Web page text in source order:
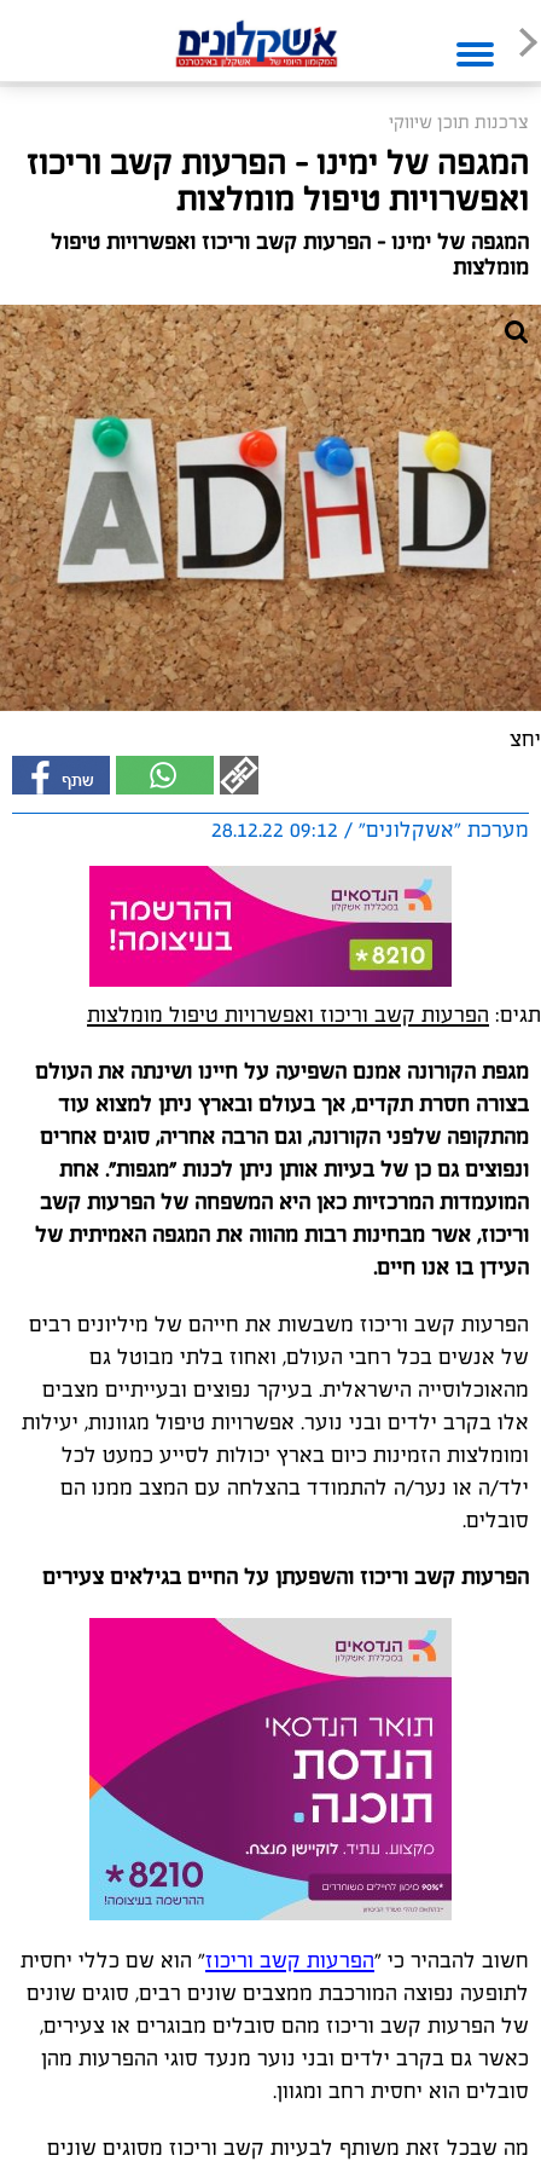
צרכנות תוכן שיווקי
המגפה של ימינו – הפרעות קשב וריכוז
ואפשרויות טיפול מומלצות
המגפה של ימינו – הפרעות קשב וריכוז ואפשרויות טיפול
מומלצות
יחצ
מערכת "אשקלונים" / 09:12 28.12.22
תגים: הפרעות קשב וריכוז ואפשרויות טיפול מומלצות
מגפת הקורונה אמנם השפיעה על חיינו ושינתה את העולם
בצורה חסרת תקדים, אך בעולם ובארץ ניתן למצוא עוד
מהתקופה שלפני הקורונה, וגם הרבה אחריה, סוגים אחרים
ונפוצים גם כן של בעיות אותן ניתן לכנות "מגפות". אחת
המועמדות המרכזיות כאן היא המשפחה של הפרעות קשב
וריכוז, אשר מבחינות רבות מהווה את המגפה האמיתית של
העידן בו אנו חיים.
הפרעות קשב וריכוז משבשות את חייהם של מיליונים רבים
של אנשים בכל רחבי העולם, ואחוז בלתי מבוטל גם
מהאוכלוסייה הישראלית. בעיקר נפוצים ובעייתיים מצבים
אלו בקרב ילדים ובני נוער. אפשרויות טיפול מגוונות, יעילות
ומומלצות הזמינות כיום בארץ יכולות לסייע כמעט לכל
ילד/ה או נער/ה להתמודד בהצלחה עם המצב ממנו הם
סובלים.
הפרעות קשב וריכוז והשפעתן על החיים בגילאים צעירים
חשוב להבהיר כי "הפרעות קשב וריכוז" הוא שם כללי יחסית
לתופעה נפוצה המורכבת ממצבים שונים רבים, סוגים שונים
של הפרעות קשב וריכוז מהם סובלים מבוגרים או צעירים,
כאשר גם בקרב ילדים ובני נוער מנעד סוגי ההפרעות מהן
סובלים הוא יחסית רחב ומגוון.
מה שבכל זאת משותף לבעיות קשב וריכוז מסוגים שונים